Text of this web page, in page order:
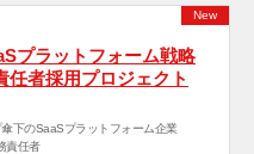
プラットフォーム戦略
任者採用プロジェクト
下のSaaSプラットフォーム企業
責任者
New